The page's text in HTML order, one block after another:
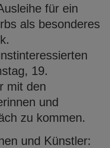
für ein
als besonderes
19.
mit den
und
zu kommen.
und Künstler: